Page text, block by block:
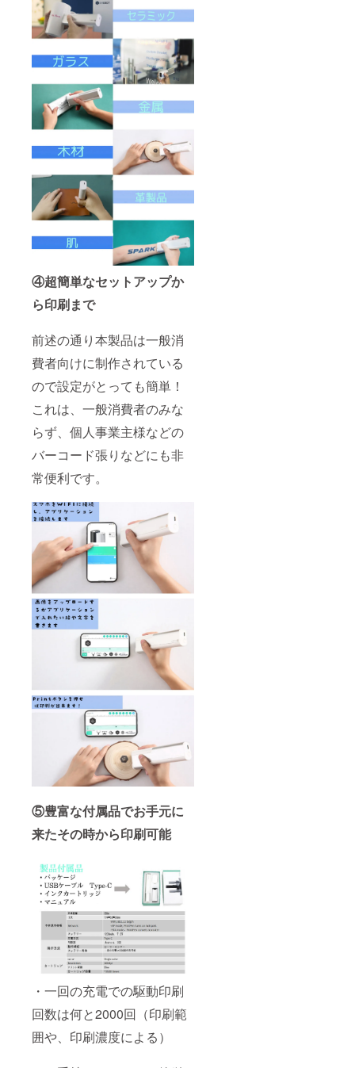
④超簡単なセットアップか
ら印刷まで
前述の通り本製品は一般消
費者向けに制作されている
ので設定がとっても簡単！
これは、一般消費者のみな
らず、個人事業主様などの
バーコード張りなどにも非
常便利です。
⑤豊富な付属品でお手元に
来たその時から印刷可能
・一回の充電での駆動印刷
回数は何と2000回（印刷範
囲や、印刷濃度による）